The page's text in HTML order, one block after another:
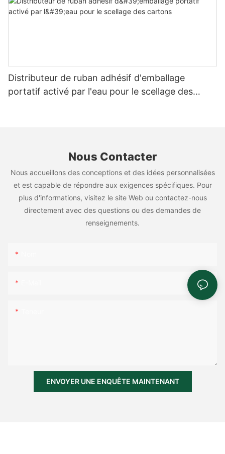
Distributeur de ruban adhésif d'emballage
portatif activé par l'eau pour le scellage des
Nous Contacter
Nous accueillons des conceptions et des idées personnalisées
et est capable de répondre aux exigences spécifiques. Pour
plus d'informations, visitez le site Web ou contactez-nous
directement avec des questions ou des demandes de
renseignements.
ENVOYER UNE ENQUÊTE MAINTENANT